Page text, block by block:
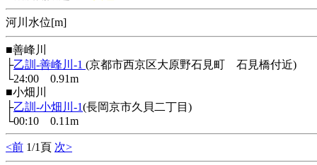
河川水位[m]
■善峰川
├乙訓-善峰川-1 (京都市西京区大原野石見町 石見橋付近)
└24:00 0.91m
■小畑川
├乙訓-小畑川-1(長岡京市久貝二丁目)
└00:10 0.11m
<前 1/1頁 次>